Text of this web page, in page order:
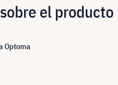
el producto
Optoma